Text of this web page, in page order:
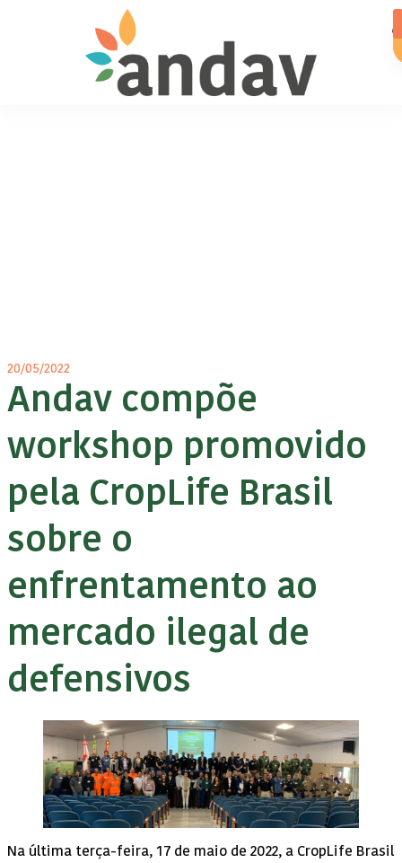
20/05/2022
Andav compõe
workshop promovido
pela CropLife Brasil
sobre o
enfrentamento ao
mercado ilegal de
defensivos
Na última terça-feira, 17 de maio de 2022, a CropLife Brasil